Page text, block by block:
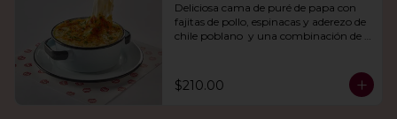
Deliciosa cama de puré de papa con
fajitas de pollo, espinacas y aderezo de
chile poblano  y una combinación de
$210.00